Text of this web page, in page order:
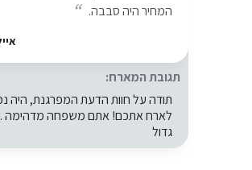
המחיר היה סבבה.
תגובת המארח:
תודה על חוות הדעת המפרגנת, היה
לארח אתכם! אתם משפחה מדהימה .
גדול